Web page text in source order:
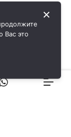
Вас это